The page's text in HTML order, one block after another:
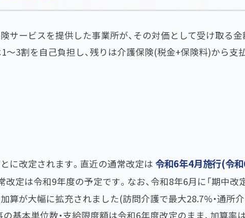
サービスを提供した事業所が、その対価として受け取る金
〜3割を自己負担し、残りは介護保険(税金+保険料)から支
に改定されます。直近の通常改定は 令和6年4月施行(令
改定は令和9年度の予定です。なお、令和8年6月に「期中改
算が大幅に拡充されました(訪問介護で最大28.7%・通所
の基本単位数・支給限度額は令和6年度改定のまま、加算率